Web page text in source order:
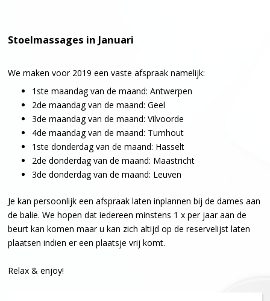
Stoelmassages in Januari
We maken voor 2019 een vaste afspraak namelijk:
1ste maandag van de maand: Antwerpen
2de maandag van de maand: Geel
3de maandag van de maand: Vilvoorde
4de maandag van de maand: Turnhout
1ste donderdag van de maand: Hasselt
2de donderdag van de maand: Maastricht
3de donderdag van de maand: Leuven
Je kan persoonlijk een afspraak laten inplannen bij de dames aan
de balie. We hopen dat iedereen minstens 1 x per jaar aan de
beurt kan komen maar u kan zich altijd op de reservelijst laten
plaatsen indien er een plaatsje vrij komt.
Relax & enjoy!